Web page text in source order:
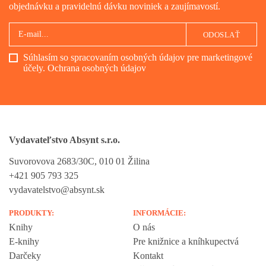
objednávku a pravidelnú dávku noviniek a zaujímavostí.
Súhlasím so spracovaním osobných údajov pre marketingové
účely. Ochrana osobných údajov
ODOSLAŤ
Vydavateľstvo Absynt s.r.o.
Suvorovova 2683/30C, 010 01 Žilina
+421 905 793 325
vydavatelstvo@absynt.sk
PRODUKTY:
Knihy
E-knihy
Darčeky
INFORMÁCIE:
O nás
Pre knižnice a kníhkupectvá
Kontakt